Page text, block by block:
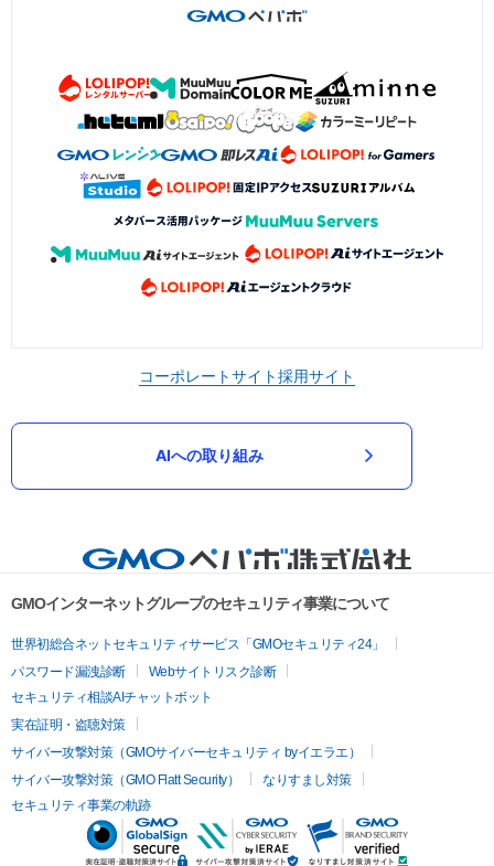
コーポレートサイト採用サイト
AIへの取り組み
GMOインターネットグループのセキュリティ事業について
世界初総合ネットセキュリティサービス「GMOセキュリティ24」
パスワード漏洩診断
Webサイトリスク診断
セキュリティ相談AIチャットボット
実在証明・盗聴対策
サイバー攻撃対策（GMOサイバーセキュリティ byイエラエ）
サイバー攻撃対策（GMO Flatt Security）
なりすまし対策
セキュリティ事業の軌跡